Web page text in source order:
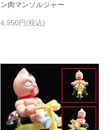
ン肉マンソルジャー
4,950円(税込)